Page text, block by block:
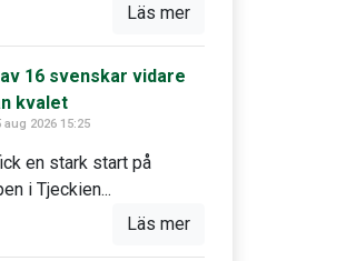
Läs mer
16 svenskar vidare
kvalet
aug 2026 15:25
en stark start på
i Tjeckien...
Läs mer